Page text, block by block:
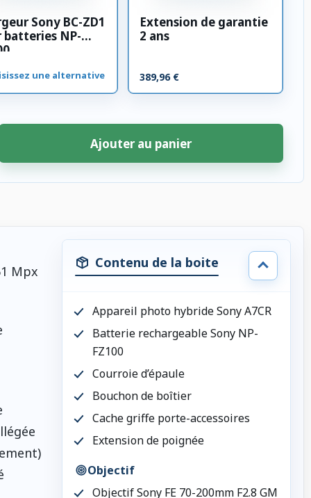
Sony BC-ZD1
batteries NP-
une alternative
Extension de garantie
2 ans
389,96 €
Ajouter au panier
Mpx
Contenu de la boite
Appareil photo hybride Sony A7CR
Batterie rechargeable Sony NP-
FZ100
Courroie d’épaule
Bouchon de boîtier
Cache griffe porte-accessoires
Extension de poignée
Objectif
Objectif Sony FE 70-200mm F2.8 GM